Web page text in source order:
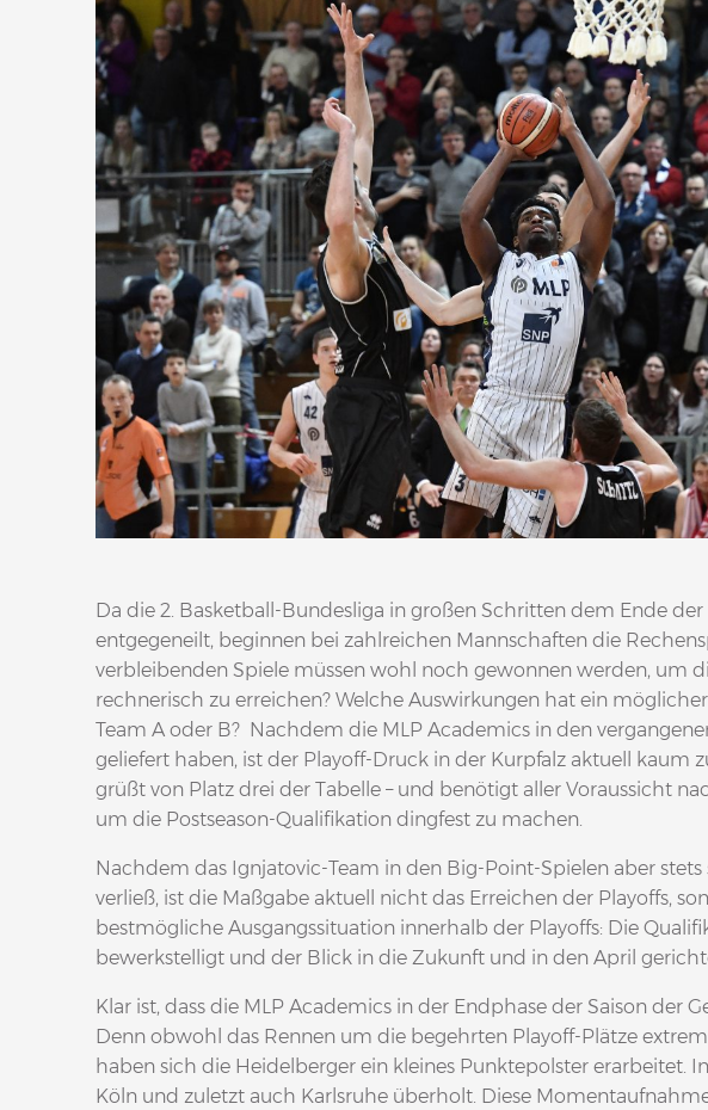
Da die 2. Basketball-Bundesliga in großen Schritten dem Ende
entgegeneilt, beginnen bei zahlreichen Mannschaften die
verbleibenden Spiele müssen wohl noch gewonnen werden, um
rechnerisch zu erreichen? Welche Auswirkungen hat ein
Team A oder B? Nachdem die MLP Academics in den
geliefert haben, ist der Playoff-Druck in der Kurpfalz aktuell kaum
grüßt von Platz drei der Tabelle – und benötigt aller Voraussicht
um die Postseason-Qualifikation dingfest zu machen.
Nachdem das Ignjatovic-Team in den Big-Point-Spielen aber
verließ, ist die Maßgabe aktuell nicht das Erreichen der Playoffs,
bestmögliche Ausgangssituation innerhalb der Playoffs: Die
bewerkstelligt und der Blick in die Zukunft und in den April
Klar ist, dass die MLP Academics in der Endphase der Saison der
Denn obwohl das Rennen um die begehrten Playoff-Plätze
haben sich die Heidelberger ein kleines Punktepolster erarbeitet.
Köln und zuletzt auch Karlsruhe überholt. Diese